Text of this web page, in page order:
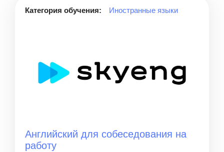
Категория обучения: Иностранные языки
Английский для собеседования на
работу